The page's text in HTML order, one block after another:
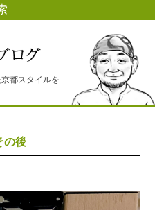
都スタイルを
後